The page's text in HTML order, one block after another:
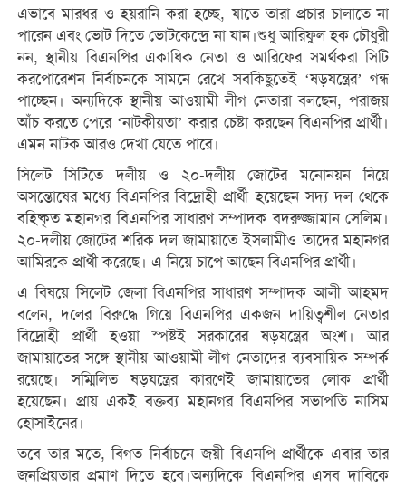
এভাবে মারধর ও হয়রানি করা হচ্ছে, যাতে তারা প্রচার চালাতে না
পারেন এবং ভোট দিতে ভোটকেন্দ্রে না যান।শুধু আরিফুল হক চৌধুরী
নন, স্থানীয় বিএনপির একাধিক নেতা ও আরিফের সমর্থকরা সিটি
করপোরেশন নির্বাচনকে সামনে রেখে সবকিছুতেই ‘ষড়যন্ত্রের’ গন্ধ
পাচ্ছেন। অন্যদিকে স্থানীয় আওয়ামী লীগ নেতারা বলছেন, পরাজয়
আঁচ করতে পেরে ‘নাটকীয়তা’ করার চেষ্টা করছেন বিএনপির প্রার্থী।
এমন নাটক আরও দেখা যেতে পারে।
সিলেট সিটিতে দলীয় ও ২০-দলীয় জোটের মনোনয়ন নিয়ে
অসন্তোষের মধ্যে বিএনপির বিদ্রোহী প্রার্থী হয়েছেন সদ্য দল থেকে
বহিষ্কৃত মহানগর বিএনপির সাধারণ সম্পাদক বদরুজ্জামান সেলিম।
২০-দলীয় জোটের শরিক দল জামায়াতে ইসলামীও তাদের মহানগর
আমিরকে প্রার্থী করেছে। এ নিয়ে চাপে আছেন বিএনপির প্রার্থী।
এ বিষয়ে সিলেট জেলা বিএনপির সাধারণ সম্পাদক আলী আহমদ
বলেন, দলের বিরুদ্ধে গিয়ে বিএনপির একজন দায়িত্বশীল নেতার
বিদ্রোহী প্রার্থী হওয়া স্পষ্টই সরকারের ষড়যন্ত্রের অংশ। আর
জামায়াতের সঙ্গে স্থানীয় আওয়ামী লীগ নেতাদের ব্যবসায়িক সম্পর্ক
রয়েছে। সম্মিলিত ষড়যন্ত্রের কারণেই জামায়াতের লোক প্রার্থী
হয়েছেন। প্রায় একই বক্তব্য মহানগর বিএনপির সভাপতি নাসিম
হোসাইনের।
তবে তার মতে, বিগত নির্বাচনে জয়ী বিএনপি প্রার্থীকে এবার তার
জনপ্রিয়তার প্রমাণ দিতে হবে।অন্যদিকে বিএনপির এসব দাবিকে